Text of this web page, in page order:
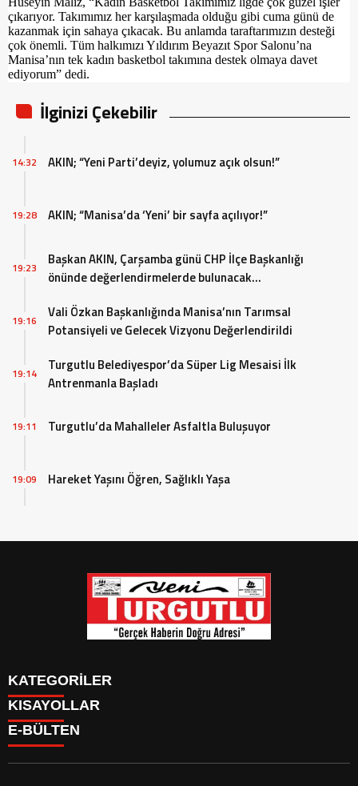
çıkarıyor. Takımımız her karşılaşmada olduğu gibi cuma günü de
kazanmak için sahaya çıkacak. Bu anlamda taraftarımızın desteği
çok önemli. Tüm halkımızı Yıldırım Beyazıt Spor Salonu’na
Manisa’nın tek kadın basketbol takımına destek olmaya davet
ediyorum” dedi.
İlginizi Çekebilir
AKIN; “Yeni Parti’deyiz, yolumuz açık olsun!”
14:32
AKIN; “Manisa’da ‘Yeni’ bir sayfa açılıyor!”
19:28
Başkan AKIN, Çarşamba günü CHP İlçe Başkanlığı
önünde değerlendirmelerde bulunacak…
19:23
Vali Özkan Başkanlığında Manisa’nın Tarımsal
Potansiyeli ve Gelecek Vizyonu Değerlendirildi
19:16
Turgutlu Belediyespor’da Süper Lig Mesaisi İlk
Antrenmanla Başladı
19:14
Turgutlu’da Mahalleler Asfaltla Buluşuyor
19:11
Hareket Yaşını Öğren, Sağlıklı Yaşa
19:09
KATEGORİLER
GÜNDEM
SİYASET
KISAYOLLAR
GÜNDEM
SİYASET
E-BÜLTEN